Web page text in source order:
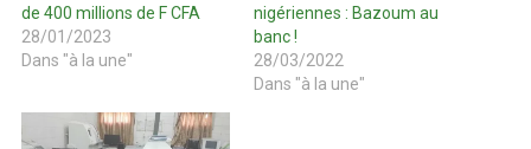
de 400 millions de F CFA
28/01/2023
Dans "à la une"
nigériennes : Bazoum au
banc !
28/03/2022
Dans "à la une"